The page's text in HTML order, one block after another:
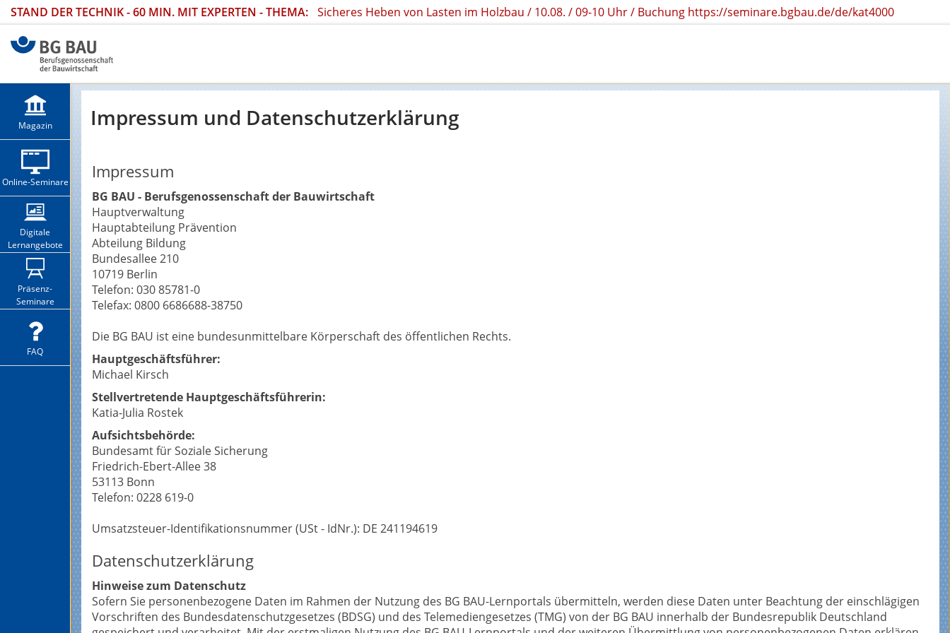
STAND DER TECHNIK - 60 MIN. MIT EXPERTEN - THEMA: Sicheres Heben von Lasten im Holzbau / 10.08. / 09-10 Uhr / Buchung https://seminare.bgbau.de/de/kat4000
Magazin
Online-Seminare
Digitale
Lernangebote
Präsenz-
Seminare
FAQ
Impressum und Datenschutzerklärung
Impressum
BG BAU - Berufsgenossenschaft der Bauwirtschaft
Hauptverwaltung
Hauptabteilung Prävention
Abteilung Bildung
Bundesallee 210
10719 Berlin
Telefon: 030 85781-0
Telefax: 0800 6686688-38750
Die BG BAU ist eine bundesunmittelbare Körperschaft des öffentlichen Rechts.
Hauptgeschäftsführer:
Michael Kirsch
Stellvertretende Hauptgeschäftsführerin:
Katia-Julia Rostek
Aufsichtsbehörde:
Bundesamt für Soziale Sicherung
Friedrich-Ebert-Allee 38
53113 Bonn
Telefon: 0228 619-0
Umsatzsteuer-Identifikationsnummer (USt - IdNr.): DE 241194619
Datenschutzerklärung
Hinweise zum Datenschutz
Sofern Sie personenbezogene Daten im Rahmen der Nutzung des BG BAU-Lernportals übermitteln, werden diese Daten unter Beachtung der einschlägigen
Vorschriften des Bundesdatenschutzgesetzes (BDSG) und des Telemediengesetzes (TMG) von der BG BAU innerhalb der Bundesrepublik Deutschland